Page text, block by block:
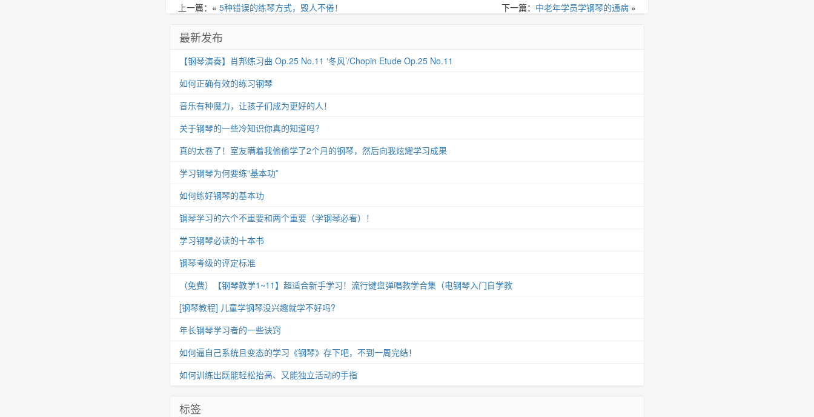
下一篇： 中老年学员学钢琴的通病 »
上一篇：« 5种错误的练琴方式，毁人不倦！
最新发布
【钢琴演奏】肖邦练习曲 Op.25 No.11 ‘冬风’/Chopin Etude Op.25 No.11
如何正确有效的练习钢琴
音乐有种魔力，让孩子们成为更好的人！
关于钢琴的一些冷知识你真的知道吗?
真的太卷了！室友瞒着我偷偷学了2个月的钢琴，然后向我炫耀学习成果
学习钢琴为何要练“基本功”
如何练好钢琴的基本功
钢琴学习的六个不重要和两个重要（学钢琴必看）！
学习钢琴必读的十本书
钢琴考级的评定标准
（免费）【钢琴教学1~11】超适合新手学习！流行键盘弹唱教学合集（电钢琴入门自学教
[钢琴教程] 儿童学钢琴没兴趣就学不好吗?
年长钢琴学习者的一些诀窍
如何逼自己系统且变态的学习《钢琴》存下吧，不到一周完结！
如何训练出既能轻松抬高、又能独立活动的手指
标签